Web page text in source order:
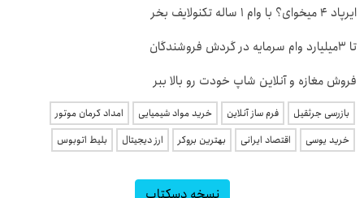
ایرپاد 4 میخوای؟ با وام 1 ساله تکنولایف بخر
تا 3میلیارد وام سرمایه در گردش فروشندگان
فروش مغازه و آنلاین شاپ خودت رو بالا ببر
بازرسی جرثقیل فرم ساز آنلاین خرید مواد شیمیایی
امداد کرمان موتور
خرید یوسی
اقتصاد ایرانی بهترین بروکر ارز دیجیتال بلیط اتوبوس